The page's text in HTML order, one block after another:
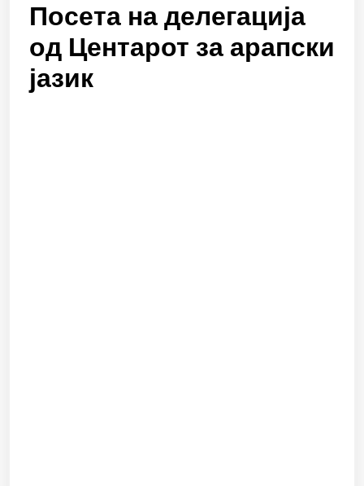
Посета на делегација
од Центарот за арапски
јазик